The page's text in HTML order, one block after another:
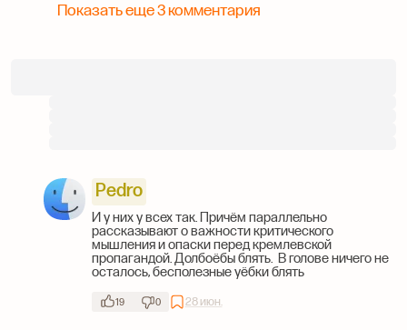
Показать еще 3 комментария
Pedro
И у них у всех так. Причём параллельно
рассказывают о важности критического
мышления и опаски перед кремлевской
пропагандой. Долбоёбы блять. В голове ничего не
осталось, бесполезные уёбки блять
19 0 28 июн.